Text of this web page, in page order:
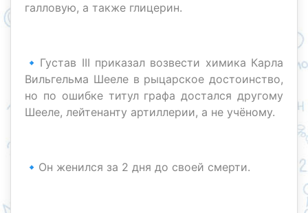
галловую, а также глицерин.
🔹Густав III приказал возвести химика Карла
Вильгельма Шееле в рыцарское достоинство,
но по ошибке титул графа достался другому
Шееле, лейтенанту артиллерии, а не учёному.
🔹Он женился за 2 дня до своей смерти.